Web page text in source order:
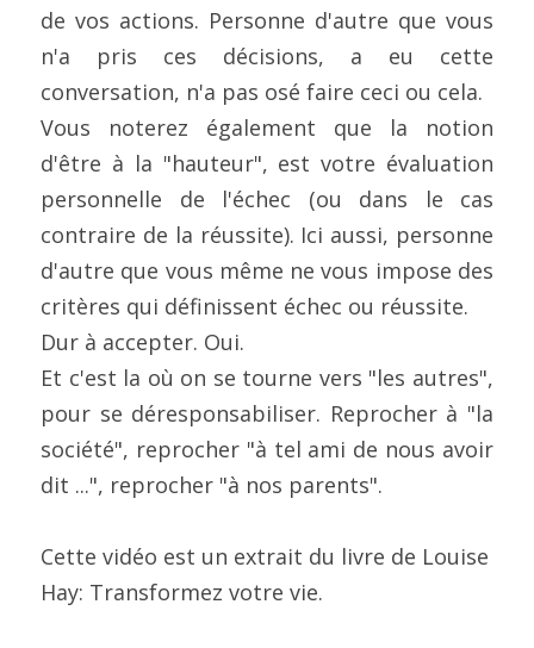
de vos actions. Personne d'autre que vous
n'a pris ces décisions, a eu cette
conversation, n'a pas osé faire ceci ou cela.
Vous noterez également que la notion
d'être à la "hauteur", est votre évaluation
personnelle de l'échec (ou dans le cas
contraire de la réussite). Ici aussi, personne
d'autre que vous même ne vous impose des
critères qui définissent échec ou réussite.
Dur à accepter. Oui.
Et c'est la où on se tourne vers "les autres",
pour se déresponsabiliser. Reprocher à "la
société", reprocher "à tel ami de nous avoir
dit ...", reprocher "à nos parents".
Cette vidéo est un extrait du livre de Louise
Hay: Transformez votre vie.